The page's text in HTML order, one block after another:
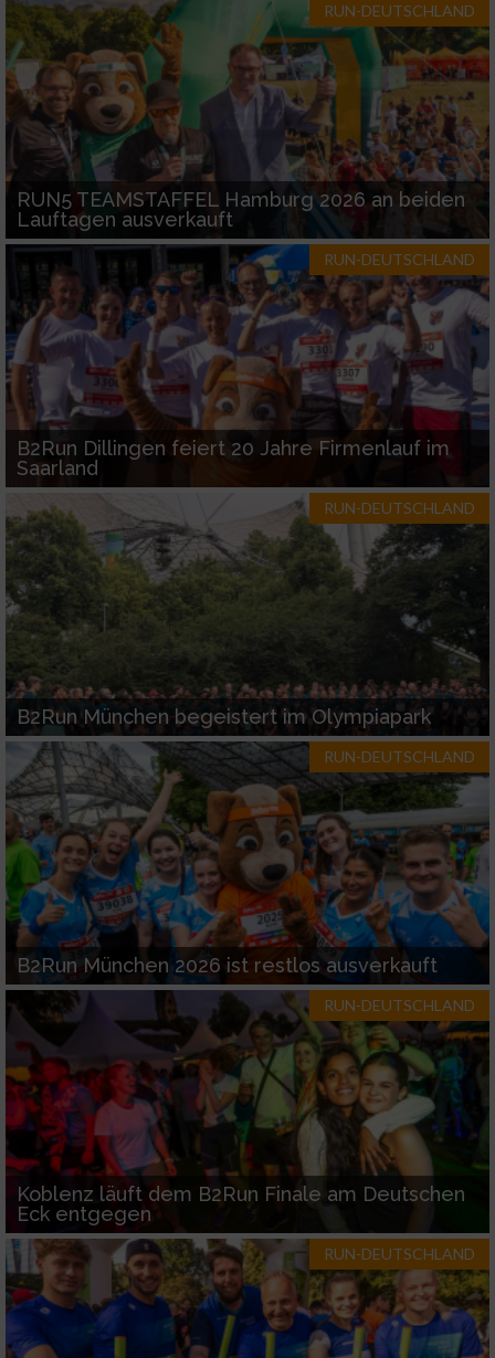
RUN-DEUTSCHLAND
RUN5 TEAMSTAFFEL Hamburg 2026 an beiden
Lauftagen ausverkauft
RUN-DEUTSCHLAND
B2Run Dillingen feiert 20 Jahre Firmenlauf im
Saarland
RUN-DEUTSCHLAND
B2Run München begeistert im Olympiapark
RUN-DEUTSCHLAND
B2Run München 2026 ist restlos ausverkauft
RUN-DEUTSCHLAND
Koblenz läuft dem B2Run Finale am Deutschen
Eck entgegen
RUN-DEUTSCHLAND
Verwendung genauer Standortdaten
Geräte anhand von aktiv angeforderten
Informationen identifizieren
Nicht-IAB-Verarbeitungszwecke:
Notwendig
Performance
Funktional
Werbung